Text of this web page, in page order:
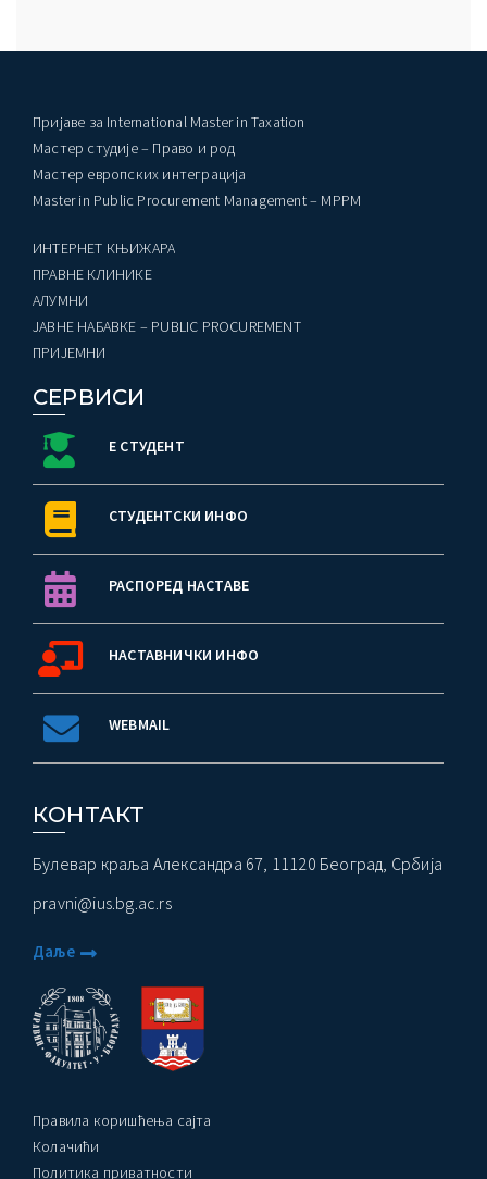
Пријаве за International Master in Taxation
Мастер студије – Право и род
Мастер европских интеграција
Master in Public Procurement Management – MPPM
ИНТЕРНЕТ КЊИЖАРА
ПРАВНЕ КЛИНИКЕ
AЛУМНИ
ЈАВНЕ НАБАВКЕ – PUBLIC PROCUREMENT
ПРИЈЕМНИ
СЕРВИСИ
Е СТУДЕНТ
СТУДЕНТСКИ ИНФО
РАСПОРЕД НАСТАВЕ
НАСТАВНИЧКИ ИНФО
WEBMAIL
КОНТАКТ
Булевар краља Александра 67, 11120 Београд, Србија
pravni@ius.bg.ac.rs
Даље
Правила коришћења сајта
Колачићи
Политика приватности